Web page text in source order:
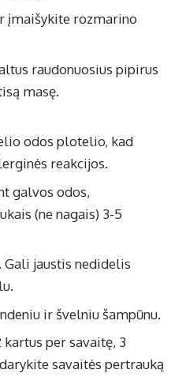
įmaišykite rozmarino
raudonuosius pipirus
masę.
odos plotelio, kad
reakcijos.
galvos odos,
(ne nagais) 3-5
jaustis nedidelis
ir švelniu šampūnu.
kartus per savaitę, 3
savaitės pertrauką